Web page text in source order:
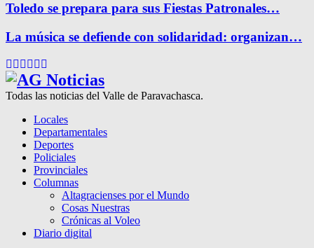
Toledo se prepara para sus Fiestas Patronales…
La música se defiende con solidaridad: organizan…
Facebook
Twitter
Instagram
Pinterest
Google
Todas las noticias del Valle de Paravachasca.
Locales
Departamentales
Deportes
Policiales
Provinciales
Columnas
Altagracienses por el Mundo
Cosas Nuestras
Crónicas al Voleo
Diario digital